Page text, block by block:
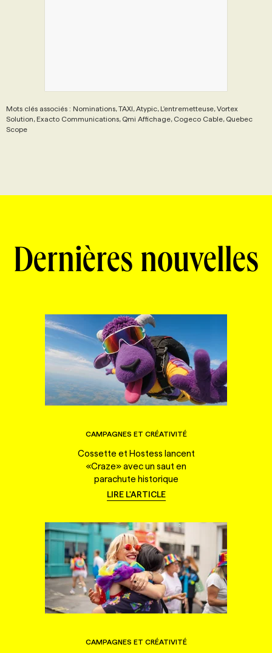
Mots clés associés : Nominations, TAXI, Atypic, L'entremetteuse, Vortex
Solution, Exacto Communications, Qmi Affichage, Cogeco Cable, Quebec
Scope
Dernières nouvelles
CAMPAGNES ET CRÉATIVITÉ
Cossette et Hostess lancent
«Craze» avec un saut en
parachute historique
LIRE L'ARTICLE
CAMPAGNES ET CRÉATIVITÉ